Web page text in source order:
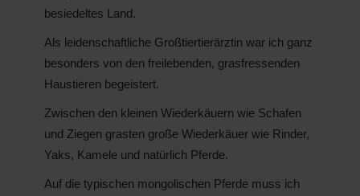
besiedeltes Land.
Als leidenschaftliche Großtiertierärztin war ich ganz
besonders von den freilebenden, grasfressenden
Haustieren begeistert.
Zwischen den kleinen Wiederkäuern wie Schafen
und Ziegen grasten große Wiederkäuer wie Rinder,
Yaks, Kamele und natürlich Pferde.
Auf die typischen mongolischen Pferde muss ich